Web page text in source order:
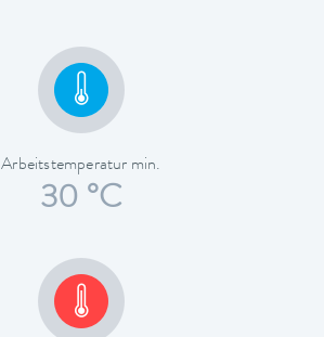
Arbeitstemperatur min.
30 °C